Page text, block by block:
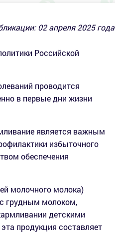
02апреля 2025 года
Российской
проводится
в первые дни жизни
является важным
избыточного
обеспечения
молочного молока)
с грудным молоком,
детскими
продукция составляет